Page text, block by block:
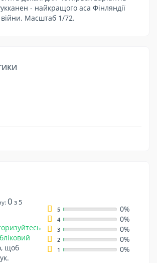
- найкращого аса Фінляндії
війни. Масштаб 1/72.
0 з 5
щоб
5 0%
4 0%
3 0%
2 0%
1 0%